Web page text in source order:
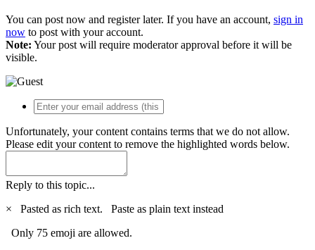
You can post now and register later. If you have an account, sign in
now to post with your account.
Note: Your post will require moderator approval before it will be
visible.
Unfortunately, your content contains terms that we do not allow.
Please edit your content to remove the highlighted words below.
Reply to this topic...
×
Pasted as rich text. Paste as plain text instead
Only 75 emoji are allowed.